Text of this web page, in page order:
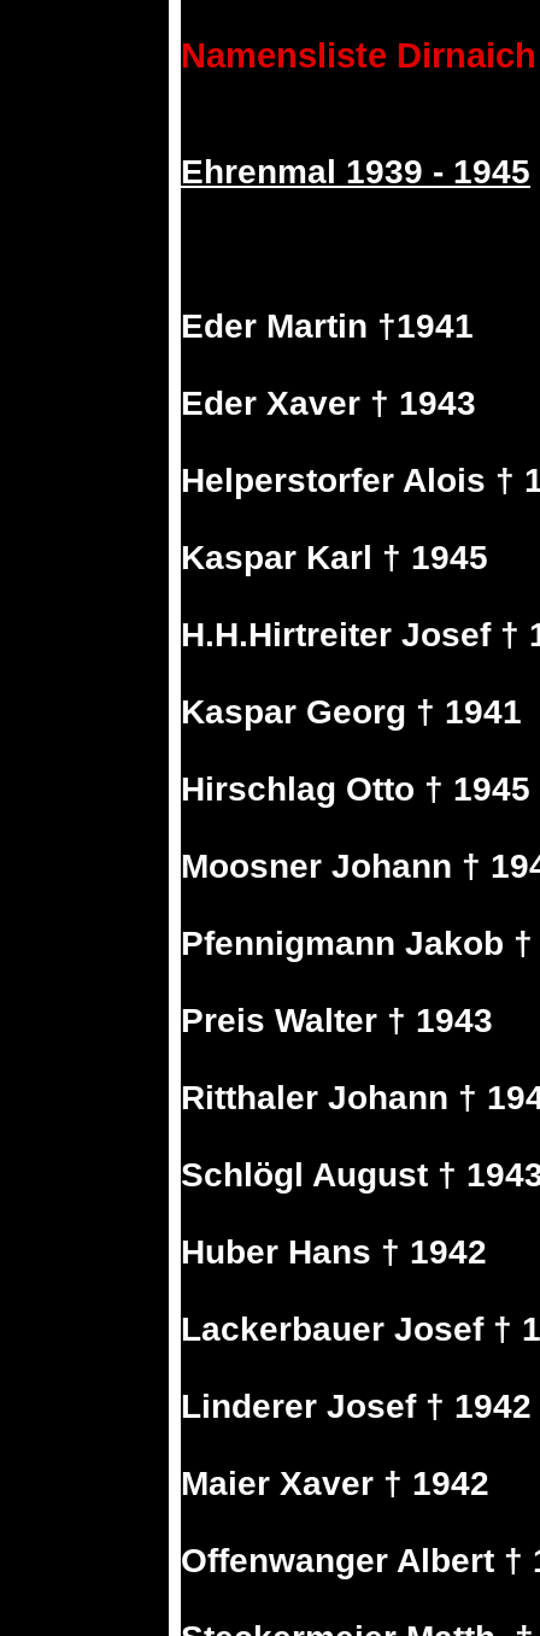
Namensliste Dirnaich
Ehrenmal 1939 - 1945
Eder Martin †1941
Eder Xaver † 1943
Helperstorfer Alois †
Kaspar Karl † 1945
H.H.Hirtreiter Josef †
Kaspar Georg † 1941
Hirschlag Otto † 1945
Moosner Johann †
Pfennigmann Jakob †
Preis Walter † 1943
Ritthaler Johann †
Schlögl August †
Huber Hans † 1942
Lackerbauer Josef †
Linderer Josef † 1942
Maier Xaver † 1942
Offenwanger Albert †